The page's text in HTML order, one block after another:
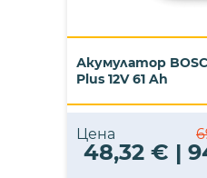
Акумулатор
Plus 12V 61 Ah
Цена
48,32 € |